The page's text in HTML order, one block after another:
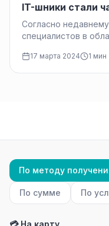
IT-шники стали
Согласно
специалистов в
организаций (МФО)
17 марта 2024 1 мин
По методу
По сумме По
💳 На карту